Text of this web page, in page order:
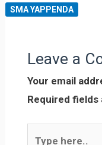
SMA YAPPENDA
Leave a
Your email
Required fields